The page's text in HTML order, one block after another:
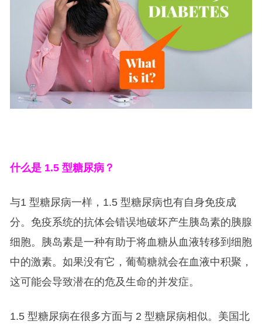
什么是 1.5 型糖尿病？
与1 型糖尿病一样，1.5 型糖尿病也有自身免疫成
分。免疫系统的抗体会错误地破坏产生胰岛素的胰腺
细胞。胰岛素是一种有助于将血糖从血液转移到细胞
中的激素。如果没有它，葡萄糖就会在血液中积聚，
这可能会导致潜在的危及生命的并发症。
1.5 型糖尿病在很多方面与 2 型糖尿病相似。美国北